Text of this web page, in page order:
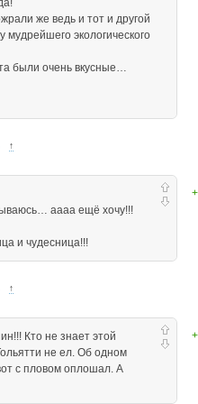
же ведь и тот и другой
экологического
были очень вкусные…
↑
аааа ещё хочу!!!
и чудесница!!!
↑
Кто не знает этой
не ел. Об одном
с пловом оплошал. А